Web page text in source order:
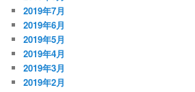
2019年7月
2019年6月
2019年5月
2019年4月
2019年3月
2019年2月